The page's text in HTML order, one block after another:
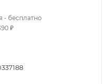
- бесплатно
₽